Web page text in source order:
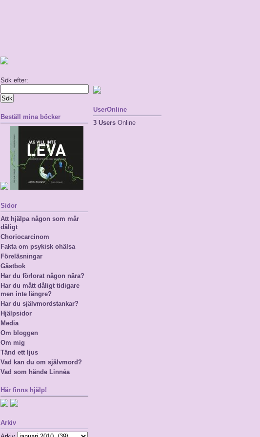
Sök efter:
Beställ mina böcker
Sidor
Att hjälpa någon som mår
dåligt
Choriocarcinom
Fakta om psykisk ohälsa
Föreläsningar
Gästbok
Har du förlorat någon nära?
Har du mått dåligt tidigare
men inte längre?
Har du självmordstankar?
Hjälpsidor
Media
Om bloggen
Om mig
Tänd ett ljus
Vad kan du om självmord?
Vad som hände Linnéa
Här finns hjälp!
Arkiv
UserOnline
3 Users Online